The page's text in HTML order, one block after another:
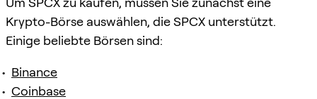
Krypto-Börse auswählen, die SPCX unterstützt.
Einige beliebte Börsen sind:
Binance
Coinbase